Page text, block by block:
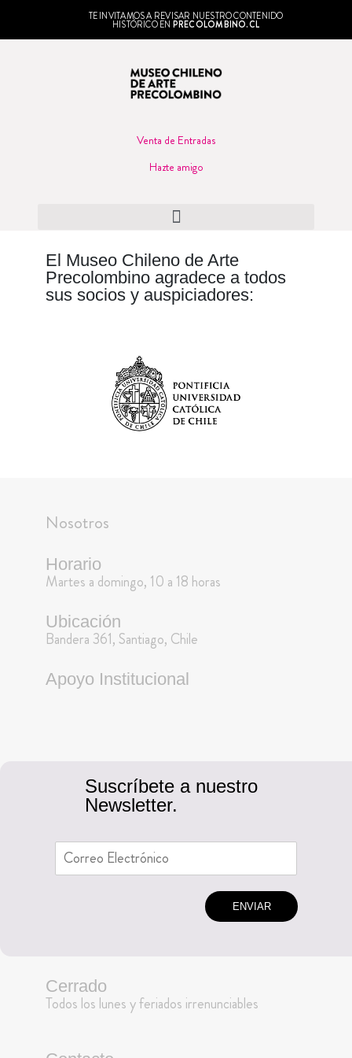
TE INVITAMOS A REVISAR NUESTRO CONTENIDO
HISTÓRICO EN PRECOLOMBINO.CL
Venta de Entradas
Hazte amigo
El Museo Chileno de Arte
Precolombino agradece a todos
sus socios y auspiciadores:
Nosotros
Horario
Martes a domingo, 10 a 18 horas
Ubicación
Bandera 361, Santiago, Chile
Apoyo Institucional
Suscríbete a nuestro
Newsletter.
ENVIAR
Cerrado
Todos los lunes y feriados irrenunciables